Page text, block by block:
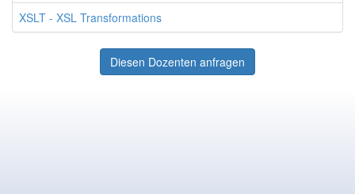
XSLT - XSL Transformations
Diesen Dozenten anfragen